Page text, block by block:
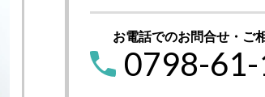
お電話でのお問合せ・ご
0798-